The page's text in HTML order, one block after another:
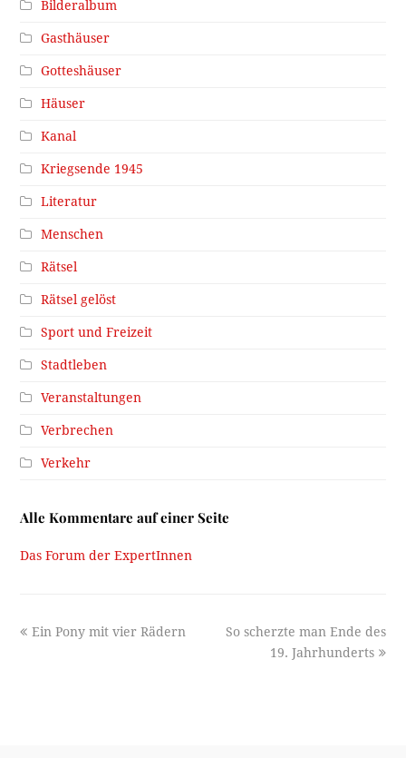
Bilderalbum
Gasthäuser
Gotteshäuser
Häuser
Kanal
Kriegsende 1945
Literatur
Menschen
Rätsel
Rätsel gelöst
Sport und Freizeit
Stadtleben
Veranstaltungen
Verbrechen
Verkehr
Alle Kommentare auf einer Seite
Das Forum der ExpertInnen
previous
Ein Pony mit vier Rädern
next
So scherzte man Ende des
19. Jahrhunderts